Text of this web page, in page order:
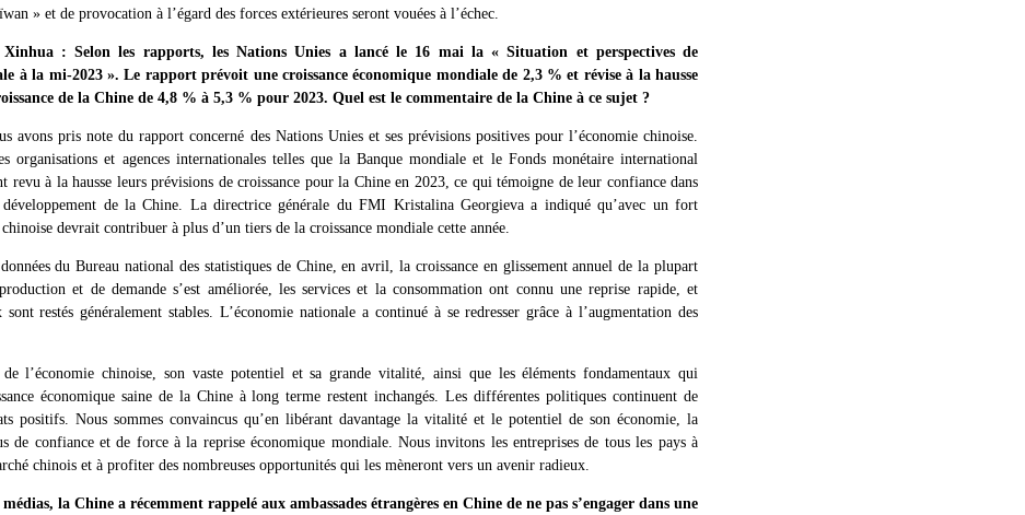
» et de provocation à l’égard des forces extérieures seront vouées à l’échec.
Xinhua : Selon les rapports, les Nations Unies a lancé le 16 mai la « Situation et perspectives de
à la mi-2023 ». Le rapport prévoit une croissance économique mondiale de 2,3 % et révise à la hausse
de la Chine de 4,8 % à 5,3 % pour 2023. Quel est le commentaire de la Chine à ce sujet ?
avons pris note du rapport concerné des Nations Unies et ses prévisions positives pour l’économie chinoise.
organisations et agences internationales telles que la Banque mondiale et le Fonds monétaire international
revu à la hausse leurs prévisions de croissance pour la Chine en 2023, ce qui témoigne de leur confiance dans
développement de la Chine. La directrice générale du FMI Kristalina Georgieva a indiqué qu’avec un fort
devrait contribuer à plus d’un tiers de la croissance mondiale cette année.
du Bureau national des statistiques de Chine, en avril, la croissance en glissement annuel de la plupart
et de demande s’est améliorée, les services et la consommation ont connu une reprise rapide, et
restés généralement stables. L’économie nationale a continué à se redresser grâce à l’augmentation des
l’économie chinoise, son vaste potentiel et sa grande vitalité, ainsi que les éléments fondamentaux qui
économique saine de la Chine à long terme restent inchangés. Les différentes politiques continuent de
positifs. Nous sommes convaincus qu’en libérant davantage la vitalité et le potentiel de son économie, la
de confiance et de force à la reprise économique mondiale. Nous invitons les entreprises de tous les pays à
chinois et à profiter des nombreuses opportunités qui les mèneront vers un avenir radieux.
la Chine a récemment rappelé aux ambassades étrangères en Chine de ne pas s’engager dans une